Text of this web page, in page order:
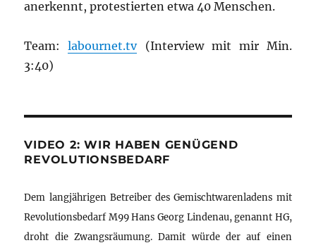
anerkennt, protestierten etwa 40 Menschen.
Team:labournet.tv(Interview mit mir Min.
3:40)
VIDEO 2: WIR HABEN GENÜGEND
REVOLUTIONSBEDARF
Dem langjährigen Betreiber des Gemischtwarenladens mit
Revolutionsbedarf M99 Hans Georg Lindenau, genannt HG,
droht die Zwangsräumung. Damit würde der auf einen